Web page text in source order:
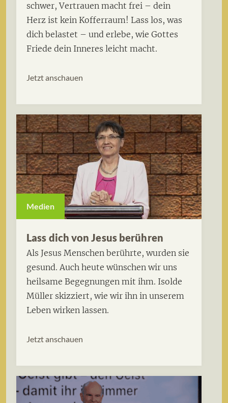
schwer, Vertrauen macht frei – dein
Herz ist kein Kofferraum! Lass los, was
dich belastet – und erlebe, wie Gottes
Friede dein Inneres leicht macht.
Jetzt anschauen
Medien
Lass dich von Jesus berühren
Als Jesus Menschen berührte, wurden sie
gesund. Auch heute wünschen wir uns
heilsame Begegnungen mit ihm. Isolde
Müller skizziert, wie wir ihn in unserem
Leben wirken lassen.
Jetzt anschauen